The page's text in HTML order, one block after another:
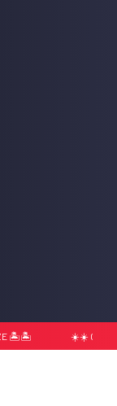
☀️☀️ CHIUSURA